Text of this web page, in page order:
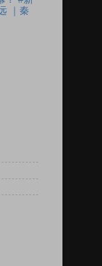
｜秦